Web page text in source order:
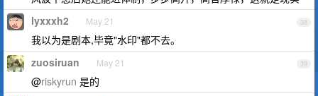
38
lyxxxh2 May 21
我以为是剧本,毕竟"水印"都不去。
39
zuosiruan May 21
@riskyrun 是的